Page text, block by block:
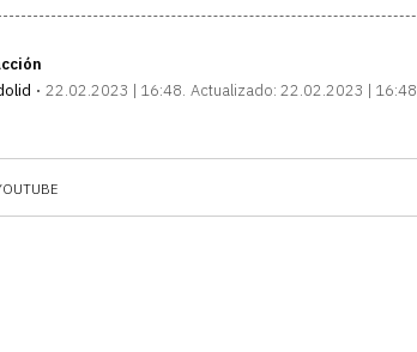
22.02.2023 | 16:48 Actualizado: 22.02.2023 | 16:48